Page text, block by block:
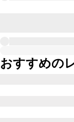
おすすめの